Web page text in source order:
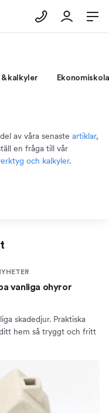
kalkyler
av våra senaste artiklar,
en fråga till vår
och kalkyler.
vanliga ohyror
skadedjur. Praktiska
hem så tryggt och fritt